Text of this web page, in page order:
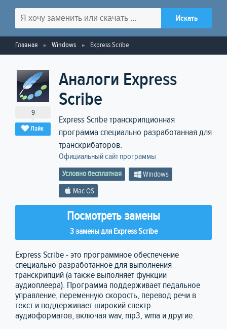
Главная Windows Express Scribe
9
Лайк
Аналоги Express
Scribe
Express Scribe транскрипционная
программа специально разработанная для
транскрибаторов.
Официальный сайт программы
Условно бесплатная
Windows
Mac OS
Посмотреть замены
3 замены для Express Scribe
Express Scribe - это программное обеспечение
специально разработанное для выполнения
транскрипций (а также выполняет функции
аудиоплеера). Программа поддерживает педальное
управление, переменную скорость, перевод речи в
текст и поддерживает широкий спектр
аудиоформатов, включая wav, mp3, wma и другие.